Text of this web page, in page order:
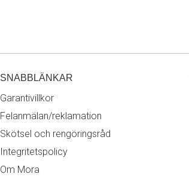
SNABBLÄNKAR
Garantivillkor
Felanmälan/reklamation
Skötsel och rengöringsråd
Integritetspolicy
Om Mora